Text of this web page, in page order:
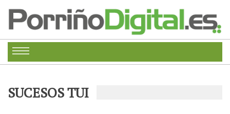
SUCESOS TUI